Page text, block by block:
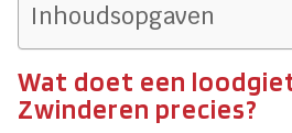
Inhoudsopgaven
Wat doet een
Zwinderen precies?